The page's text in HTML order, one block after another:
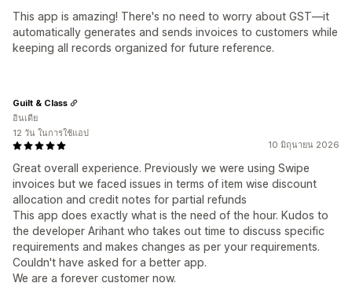
This app is amazing! There's no need to worry about GST—it
automatically generates and sends invoices to customers while
keeping all records organized for future reference.
10 มิถุนายน 2026
Great overall experience. Previously we were using Swipe
invoices but we faced issues in terms of item wise discount
allocation and credit notes for partial refunds
This app does exactly what is the need of the hour. Kudos to
the developer Arihant who takes out time to discuss specific
requirements and makes changes as per your requirements.
Couldn't have asked for a better app.
We are a forever customer now.
Guilt & Class
อินเดีย
12 วัน ในการใช้แอป